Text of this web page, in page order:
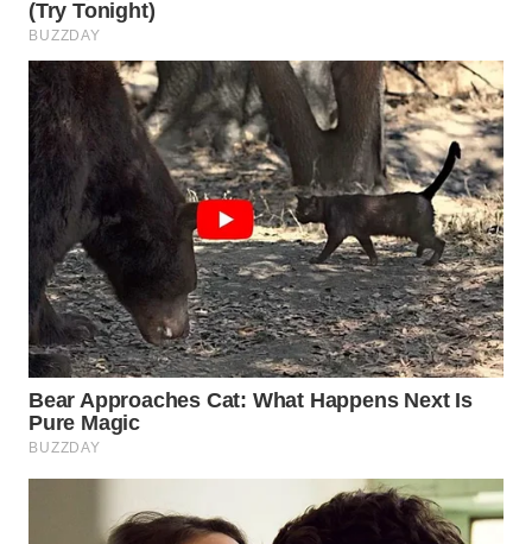
INDRAMAYU
WN
KUNINGAN
WN
MAJALENGKA
WN
SUBANG
WN
SUKABUMI
PURWAKARTA